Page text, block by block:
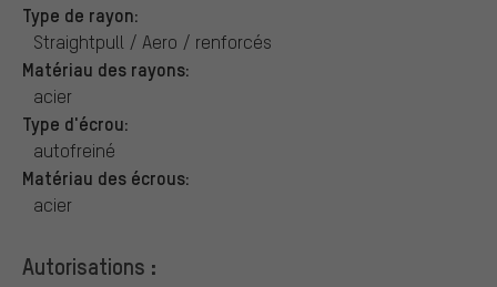
Type de rayon:
Straightpull / Aero / renforcés
Matériau des rayons:
acier
Type d'écrou:
autofreiné
Matériau des écrous:
acier
Autorisations :